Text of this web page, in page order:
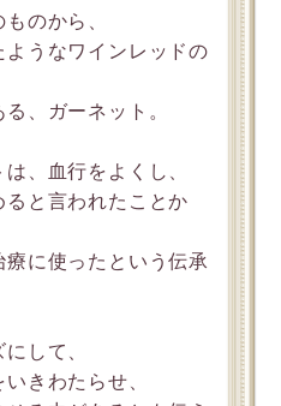
のから、
うなワインレッドの
、ガーネット。
、血行をよくし、
と言われたことか
に使ったという伝承
して、
きわたらせ、